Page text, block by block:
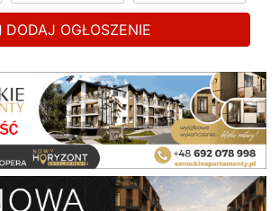
DODAJ OGŁOSZENIE